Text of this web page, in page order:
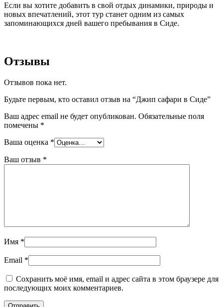
Если вы хотите добавить в свой отдых динамики, природы и
новых впечатлений, этот тур станет одним из самых
запоминающихся дней вашего пребывания в Сиде.
Отзывы
Отзывов пока нет.
Будьте первым, кто оставил отзыв на “Джип сафари в Сиде”
Ваш адрес email не будет опубликован. Обязательные поля
помечены *
Ваша оценка *
Ваш отзыв *
Имя *
Email *
Сохранить моё имя, email и адрес сайта в этом браузере для
последующих моих комментариев.